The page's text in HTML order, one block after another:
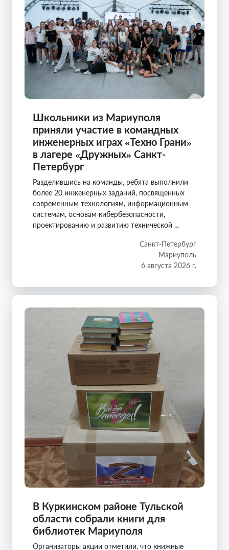
Школьники из Мариуполя
приняли участие в командных
инженерных играх «Техно Грани»
в лагере «Дружных» Санкт-
Петербург
Разделившись на команды, ребята выполнили
более 20 инженерных заданий, посвященных
современным технологиям, информационным
системам, основам кибербезопасности,
проектированию и развитию технической ...
Санкт-Петербург
Мариуполь
6 августа 2026 г.
В Куркинском районе Тульской
области собрали книги для
библиотек Мариуполя
Организаторы акции отметили, что книжные